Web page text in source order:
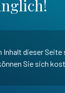
dieser Seite
Sie sich